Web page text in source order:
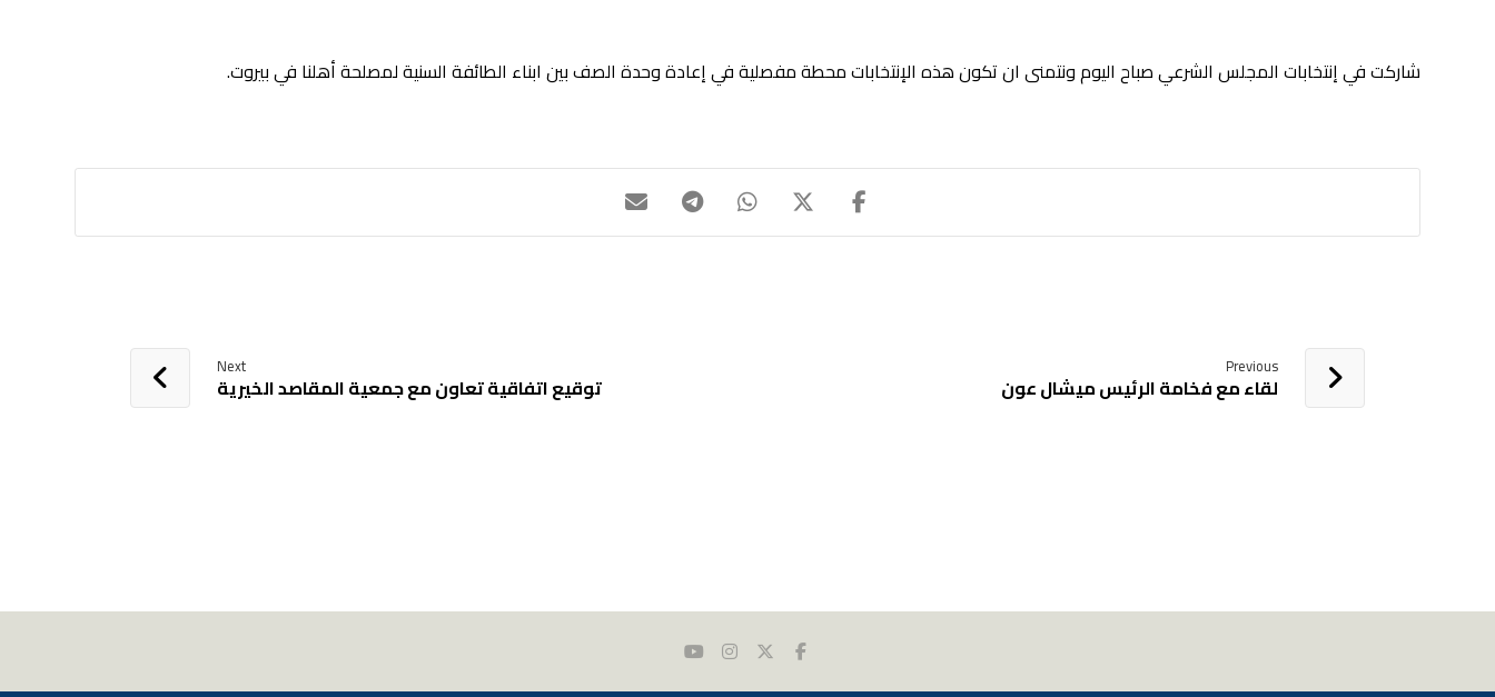
شاركت في إنتخابات المجلس الشرعي صباح اليوم ونتمنى ان تكون هذه الإنتخابات محطة مفصلية في إعادة وحدة الصف بين ابناء الطائفة السنية لمصلحة أهلنا في بيروت.
Previous
لقاء مع فخامة الرئيس ميشال عون
Next
توقيع اتفاقية تعاون مع جمعية المقاصد الخيرية